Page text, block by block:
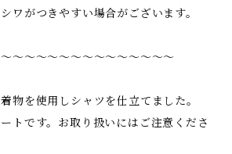
ワがつきやすい場合がございます。
〜〜〜〜〜〜〜〜〜〜〜〜〜〜
物を使用しシャツを仕立てました。
トです。お取り扱いにはご注意くださ